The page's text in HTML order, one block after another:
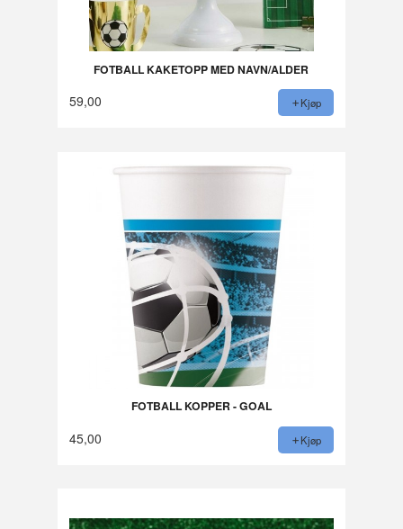
FOTBALL KAKETOPP MED NAVN/ALDER
59,00 Kjøp
FOTBALL KOPPER - GOAL
45,00 Kjøp